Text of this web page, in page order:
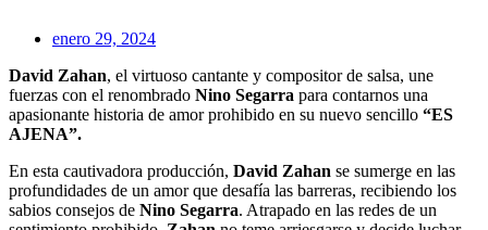
enero 29, 2024
David Zahan, el virtuoso cantante y compositor de salsa, une
fuerzas con el renombrado Nino Segarra para contarnos una
apasionante historia de amor prohibido en su nuevo sencillo “ES
AJENA”.
En esta cautivadora producción, David Zahan se sumerge en las
profundidades de un amor que desafía las barreras, recibiendo los
sabios consejos de Nino Segarra. Atrapado en las redes de un